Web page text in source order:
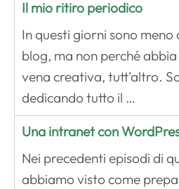
Il mio ritiro periodico
In questi giorni sono meno
blog, ma non perché
vena creativa, tutt'altro.
dedicando tutto il …
Una intranet con
Nei precedenti episodi di
abbiamo visto come